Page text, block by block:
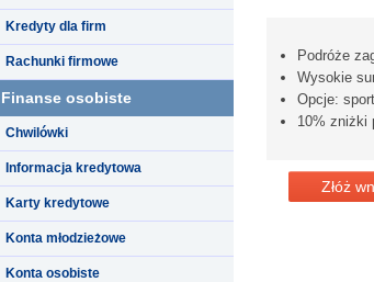
Kredyty dla firm
Rachunki firmowe
Finanse osobiste
Chwilówki
Informacja kredytowa
Karty kredytowe
Konta młodzieżowe
Konta osobiste
Podróże
Wysokie
Opcje:
10% zniżki
Złóż